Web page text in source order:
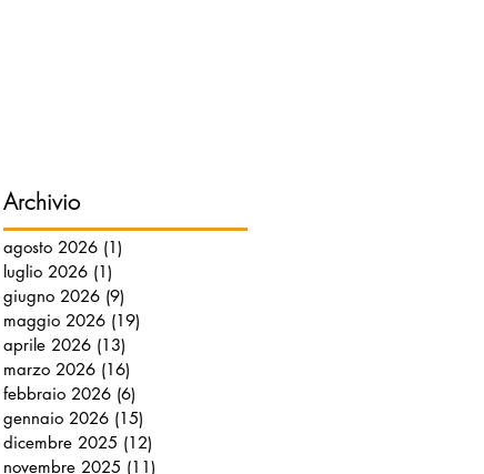
Archivio
agosto 2026 (1)
luglio 2026 (1)
giugno 2026 (9)
maggio 2026 (19)
aprile 2026 (13)
marzo 2026 (16)
febbraio 2026 (6)
gennaio 2026 (15)
dicembre 2025 (12)
novembre 2025 (11)